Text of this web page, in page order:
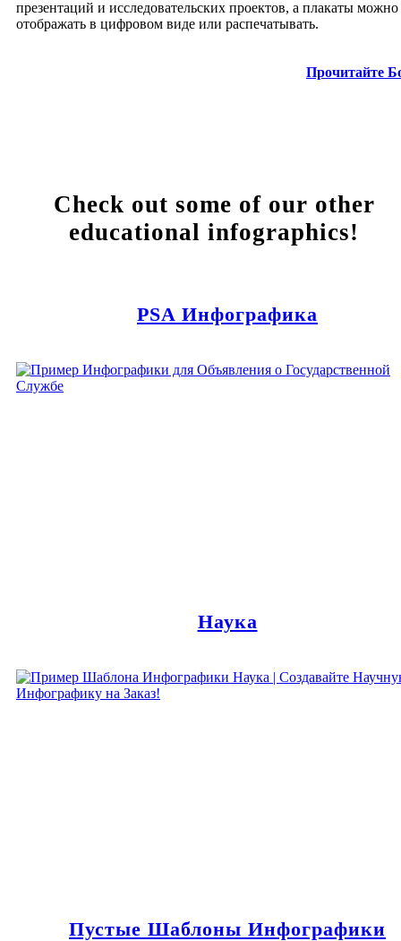
презентаций и исследовательских проектов, а плакаты можно
отображать в цифровом виде или распечатывать.
Прочитайте
Check out some of our other
educational infographics!
PSA Инфографика
Наука
Пустые Шаблоны Инфографики